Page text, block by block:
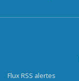
Flux RSS alertes